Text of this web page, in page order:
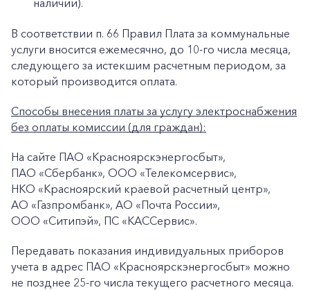
+7-800-700-24-57
Заказать обратный звонок
Частным клиентам
Корпоративным клиентам
наличии).
В соответствии п. 66 Правил Плата за коммунальные
услуги вносится ежемесячно, до 10-го числа месяца,
следующего за истекшим расчетным периодом, за
который производится оплата.
Способы внесения платы за услугу электроснабжения
без оплаты комиссии (для граждан):
На сайте ПАО «Красноярскэнергосбыт»,
ПАО «Сбербанк», ООО «Телекомсервис»,
НКО «Красноярский краевой расчетный центр»,
АО «Газпромбанк», АО «Почта России»,
ООО «Ситипэй», ПС «КАССервис».
Передавать показания индивидуальных приборов
учета в адрес ПАО «Красноярскэнергосбыт» можно
не позднее 25-го числа текущего расчетного месяца.